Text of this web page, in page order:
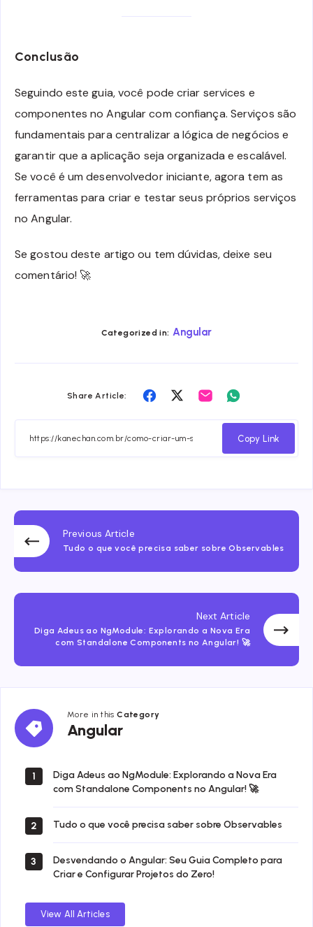
Conclusão
Seguindo este guia, você pode criar services e
componentes no Angular com confiança. Serviços são
fundamentais para centralizar a lógica de negócios e
garantir que a aplicação seja organizada e escalável.
Se você é um desenvolvedor iniciante, agora tem as
ferramentas para criar e testar seus próprios serviços
no Angular.
Se gostou deste artigo ou tem dúvidas, deixe seu
comentário! 🚀
Categorized in: Angular
Share Article:
Share
Facebook
Share
Twitter
Share
Whatsapp
Copy Link
Previous Article
Tudo o que você precisa saber sobre Observables
Next Article
Diga Adeus ao NgModule: Explorando a Nova Era
com Standalone Components no Angular! 🚀
More in thisCategory
Angular
Angular
1
Diga Adeus ao NgModule: Explorando a Nova Era
com Standalone Components no Angular! 🚀
2 Tudo o que você precisa saber sobre Observables
3
Desvendando o Angular: Seu Guia Completo para
Criar e Configurar Projetos do Zero!
View All Articles